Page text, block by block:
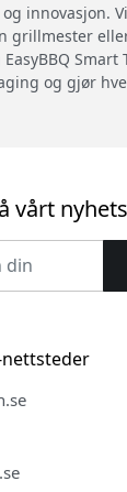
innovasjon.
og gjør
vårt